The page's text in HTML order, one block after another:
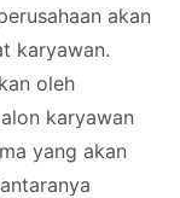
akan
karyawan.
oleh
karyawan
yang akan